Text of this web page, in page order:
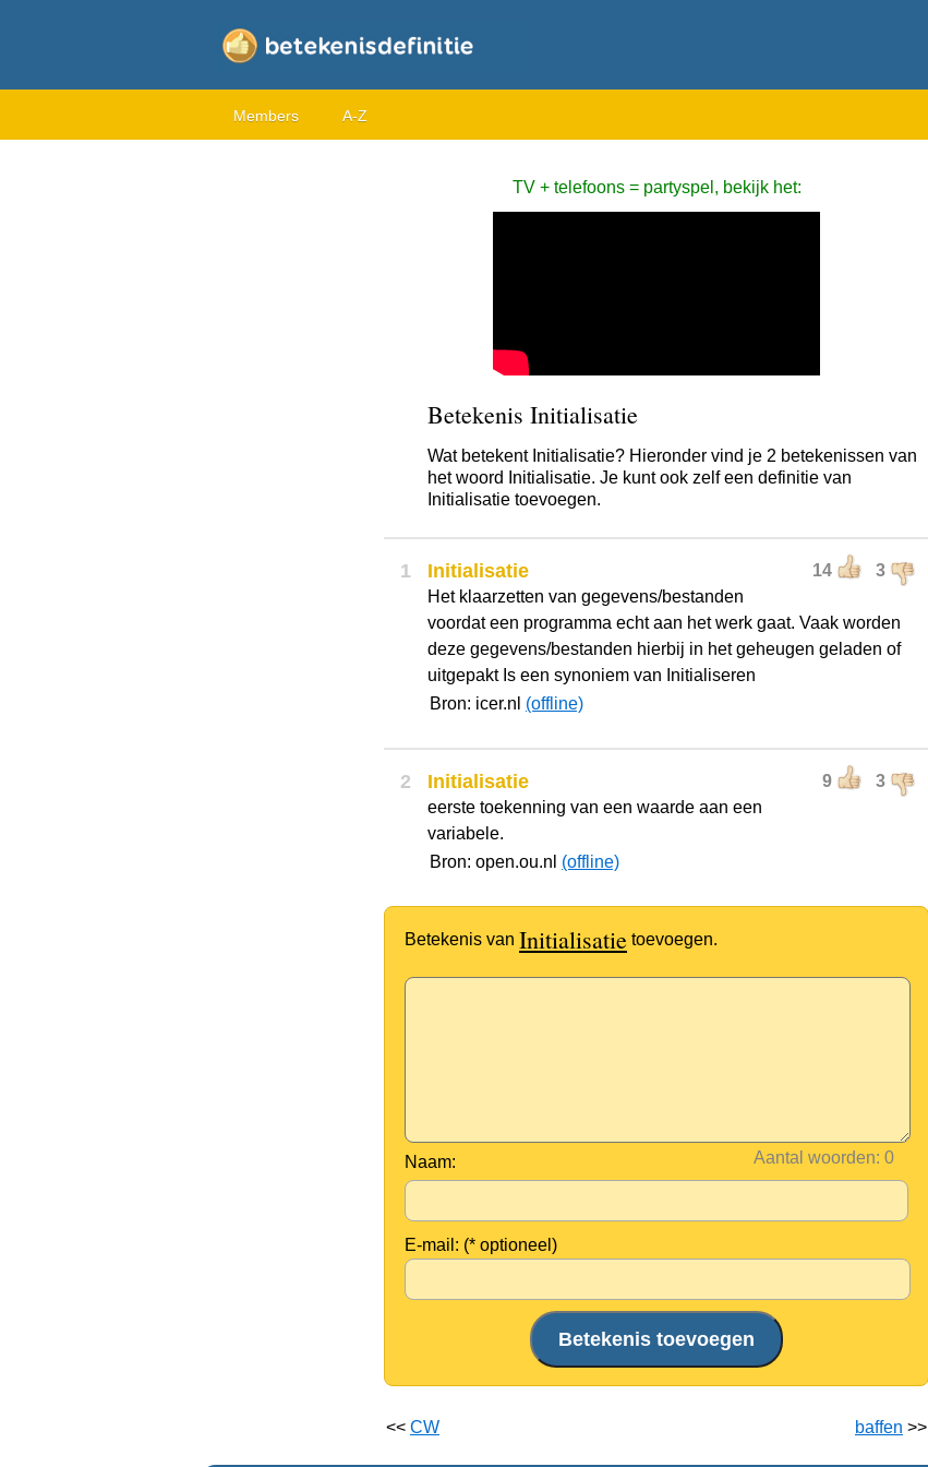
Members A-Z
TV + telefoons = partyspel, bekijk het:
Betekenis Initialisatie
Wat betekent Initialisatie? Hieronder vind je 2 betekenissen van
het woord Initialisatie. Je kunt ook zelf een definitie van
Initialisatie toevoegen.
1 14 3
Initialisatie
Het klaarzetten van gegevens/bestanden
voordat een programma echt aan het werk gaat. Vaak worden
deze gegevens/bestanden hierbij in het geheugen geladen of
uitgepakt Is een synoniem van Initialiseren
Bron: icer.nl (offline)
2 9 3
Initialisatie
eerste toekenning van een waarde aan een
variabele.
Bron: open.ou.nl (offline)
Betekenis van Initialisatie toevoegen.
Aantal woorden:
Naam:
E-mail: (* optioneel)
<< CW baffen >>